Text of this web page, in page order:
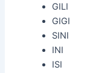
GILI
GIGI
SINI
INI
ISI